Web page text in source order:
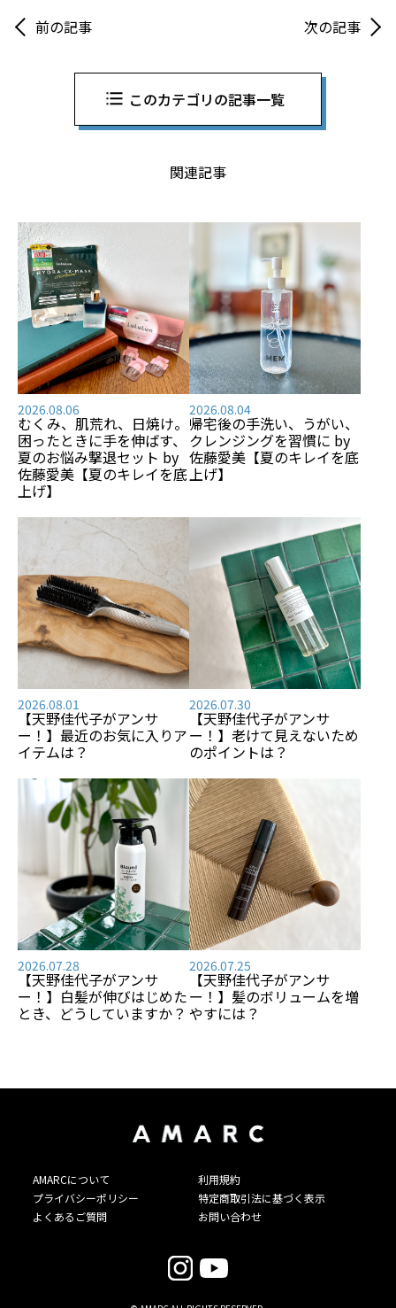
前の記事 次の記事
このカテゴリの記事一覧
関連記事
2026.08.06
むくみ、肌荒れ、日焼け――。
困ったときに手を伸ばす、
夏のお悩み撃退セット by
佐藤愛美【夏のキレイを底
上げ】
2026.08.04
帰宅後の手洗い、うがい、
クレンジングを習慣に by
佐藤愛美【夏のキレイを底
上げ】
2026.08.01
【天野佳代子がアンサ
ー！】最近のお気に入りア
イテムは？
2026.07.30
【天野佳代子がアンサ
ー！】老けて見えないため
のポイントは？
2026.07.28
【天野佳代子がアンサ
ー！】白髪が伸びはじめた
とき、どうしていますか？
2026.07.25
【天野佳代子がアンサ
ー！】髪のボリュームを増
やすには？
AMARCについて
利用規約
プライバシーポリシー
特定商取引法に基づく表示
よくあるご質問
お問い合わせ